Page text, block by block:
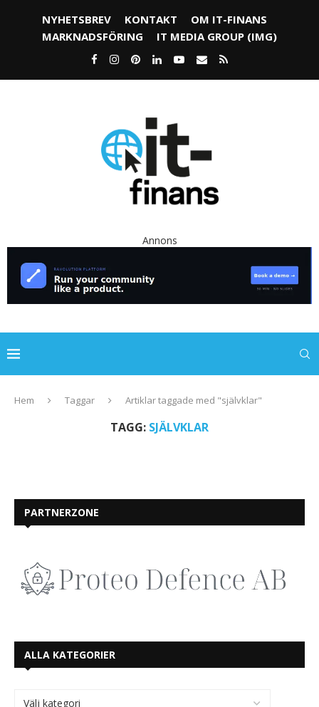
NYHETSBREV KONTAKT
OM IT-FINANS
MARKNADSFÖRING
IT MEDIA GROUP (IMG)
Annons
Hem Taggar Artiklar taggade med "självklar"
TAGG: SJÄLVKLAR
PARTNERZONE
ALLA KATEGORIER